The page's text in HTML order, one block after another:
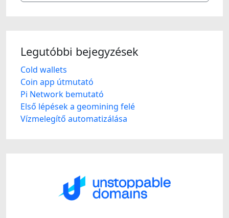
Legutóbbi bejegyzések
Cold wallets
Coin app útmutató
Pi Network bemutató
Első lépések a geomining felé
Vízmelegítő automatizálása